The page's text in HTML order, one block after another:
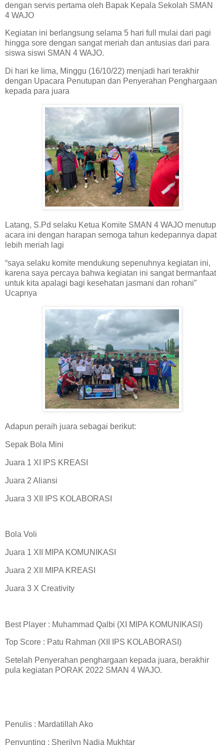
dengan servis pertama oleh Bapak Kepala Sekolah SMAN
4 WAJO
Kegiatan ini berlangsung selama 5 hari full mulai dari pagi
hingga sore dengan sangat meriah dan antusias dari para
siswa siswi SMAN 4 WAJO.
Di hari ke lima, Minggu (16/10/22) menjadi hari terakhir
dengan Upacara Penutupan dan Penyerahan Penghargaan
kepada para juara
Latang, S.Pd selaku Ketua Komite SMAN 4 WAJO menutup
acara ini dengan harapan semoga tahun kedepannya dapat
lebih meriah lagi
“saya selaku komite mendukung sepenuhnya kegiatan ini,
karena saya percaya bahwa kegiatan ini sangat bermanfaat
untuk kita apalagi bagi kesehatan jasmani dan rohani”
Ucapnya
Adapun peraih juara sebagai berikut:
Sepak Bola Mini
Juara 1 XI IPS KREASI
Juara 2 Aliansi
Juara 3 XII IPS KOLABORASI
Bola Voli
Juara 1 XII MIPA KOMUNIKASI
Juara 2 XII MIPA KREASI
Juara 3 X Creativity
Best Player : Muhammad Qalbi (XI MIPA KOMUNIKASI)
Top Score : Patu Rahman (XII IPS KOLABORASI)
Setelah Penyerahan penghargaan kepada juara, berakhir
pula kegiatan PORAK 2022 SMAN 4 WAJO.
Penulis : Mardatillah Ako
Penyunting : Sherilyn Nadia Mukhtar